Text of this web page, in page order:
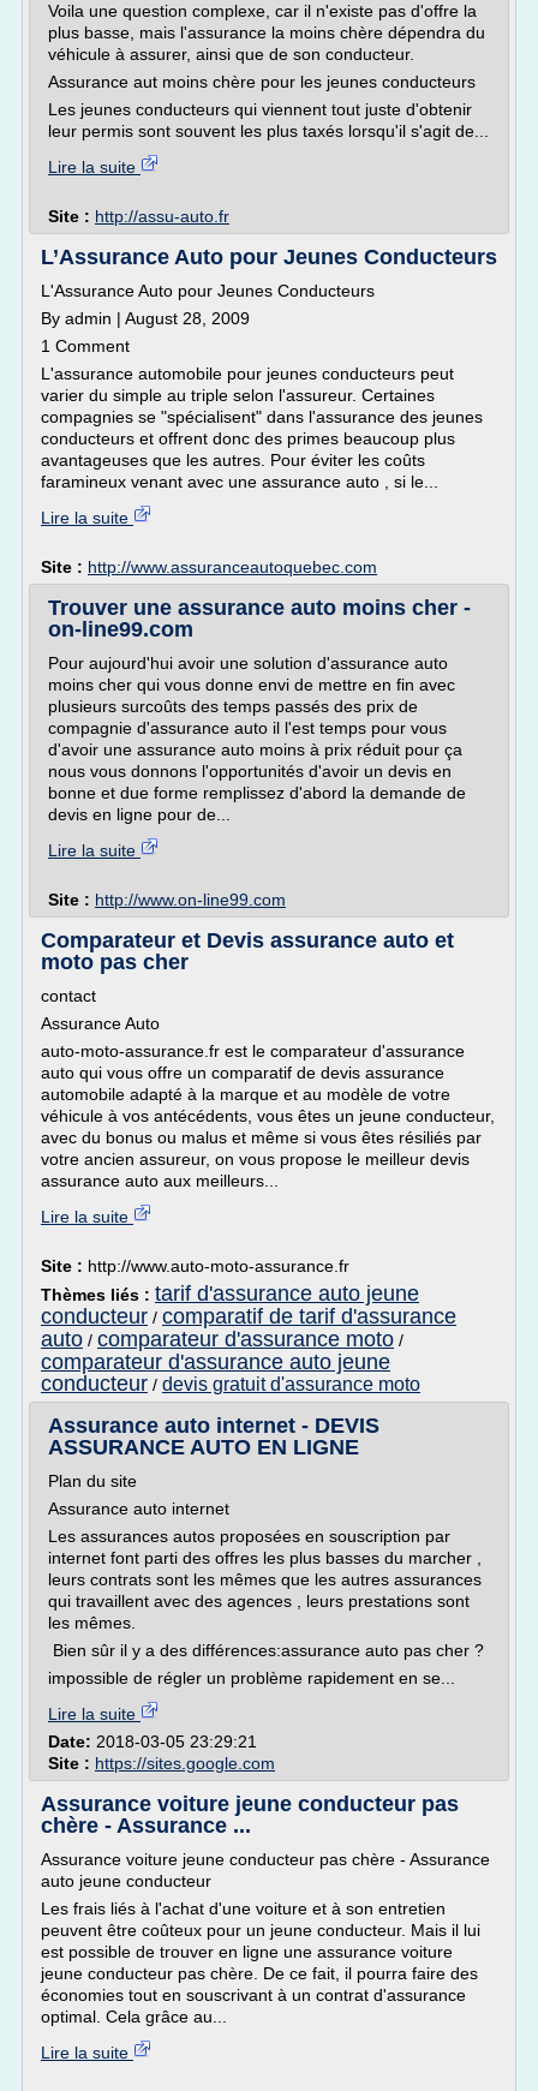
Voila une question complexe, car il n'existe pas d'offre la
plus basse, mais l'assurance la moins chère dépendra du
véhicule à assurer, ainsi que de son conducteur.
Assurance aut moins chère pour les jeunes conducteurs
Les jeunes conducteurs qui viennent tout juste d'obtenir
leur permis sont souvent les plus taxés lorsqu'il s'agit de...
Lire la suite
Site : http://assu-auto.fr
L’Assurance Auto pour Jeunes Conducteurs
L'Assurance Auto pour Jeunes Conducteurs
By admin | August 28, 2009
1 Comment
L'assurance automobile pour jeunes conducteurs peut
varier du simple au triple selon l'assureur. Certaines
compagnies se "spécialisent" dans l'assurance des jeunes
conducteurs et offrent donc des primes beaucoup plus
avantageuses que les autres. Pour éviter les coûts
faramineux venant avec une assurance auto , si le...
Lire la suite
Site : http://www.assuranceautoquebec.com
Trouver une assurance auto moins cher -
on-line99.com
Pour aujourd'hui avoir une solution d'assurance auto
moins cher qui vous donne envi de mettre en fin avec
plusieurs surcoûts des temps passés des prix de
compagnie d'assurance auto il l'est temps pour vous
d'avoir une assurance auto moins à prix réduit pour ça
nous vous donnons l'opportunités d'avoir un devis en
bonne et due forme remplissez d'abord la demande de
devis en ligne pour de...
Lire la suite
Site : http://www.on-line99.com
Comparateur et Devis assurance auto et
moto pas cher
contact
Assurance Auto
auto-moto-assurance.fr est le comparateur d'assurance
auto qui vous offre un comparatif de devis assurance
automobile adapté à la marque et au modèle de votre
véhicule à vos antécédents, vous êtes un jeune conducteur,
avec du bonus ou malus et même si vous êtes résiliés par
votre ancien assureur, on vous propose le meilleur devis
assurance auto aux meilleurs...
Lire la suite
Site : http://www.auto-moto-assurance.fr
Thèmes liés : tarif d'assurance auto jeune
conducteur / comparatif de tarif d'assurance
auto / comparateur d'assurance moto /
comparateur d'assurance auto jeune
conducteur / devis gratuit d'assurance moto
Assurance auto internet - DEVIS
ASSURANCE AUTO EN LIGNE
Plan du site
Assurance auto internet
Les assurances autos proposées en souscription par
internet font parti des offres les plus basses du marcher ,
leurs contrats sont les mêmes que les autres assurances
qui travaillent avec des agences , leurs prestations sont
les mêmes.
Bien sûr il y a des différences:assurance auto pas cher ?
impossible de régler un problème rapidement en se...
Lire la suite
Date: 2018-03-05 23:29:21
Site : https://sites.google.com
Assurance voiture jeune conducteur pas
chère - Assurance ...
Assurance voiture jeune conducteur pas chère - Assurance
auto jeune conducteur
Les frais liés à l'achat d'une voiture et à son entretien
peuvent être coûteux pour un jeune conducteur. Mais il lui
est possible de trouver en ligne une assurance voiture
jeune conducteur pas chère. De ce fait, il pourra faire des
économies tout en souscrivant à un contrat d'assurance
optimal. Cela grâce au...
Lire la suite